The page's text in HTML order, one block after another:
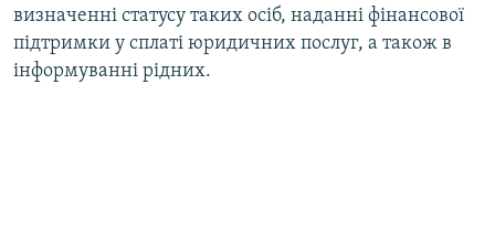
визначенні статусу таких осіб, наданні фінансової
підтримки у сплаті юридичних послуг, а також в
інформуванні рідних.